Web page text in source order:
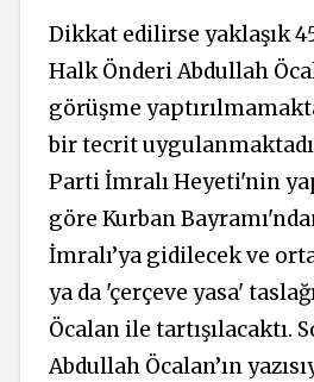
Dikkat edilirse yaklaşık
Halk Önderi Abdullah
görüşme
bir tecrit
Parti İmralı Heyeti'nin
göre Kurban
İmralı’ya gidilecek ve
ya da 'çerçeve yasa'
Öcalan ile tartışılacaktı.
Abdullah Öcalan’ın